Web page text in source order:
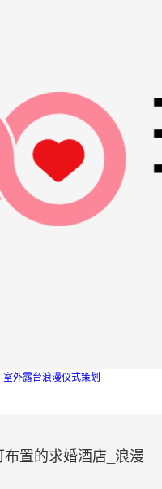
室外露台浪漫仪式策划
置的求婚酒店_浪漫